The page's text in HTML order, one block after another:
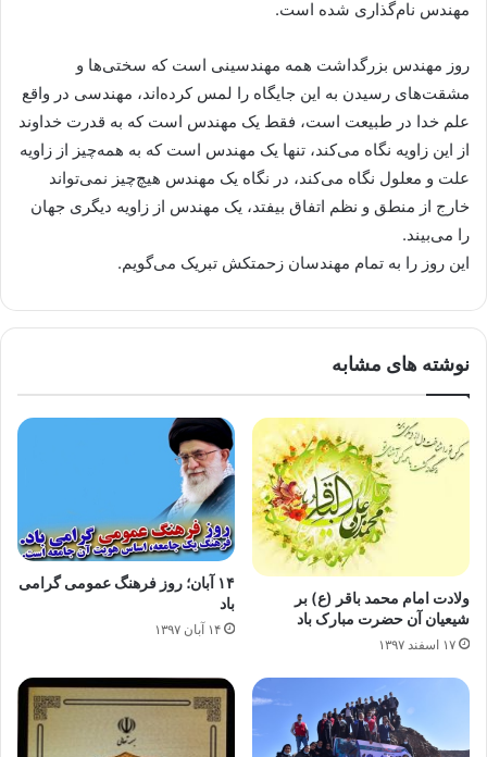
مهندس نام‌گذاری شده است.
روز مهندس بزرگداشت همه مهندسینی است که سختی‌ها و
مشقت‌های رسیدن به این جایگاه را لمس کرده‌اند، مهندسی در واقع
علم خدا در طبیعت است، فقط یک مهندس است که به قدرت خداوند
از این زاویه نگاه می‌کند، تنها یک مهندس است که به همه‌چیز از زاویه
علت و معلول نگاه می‌کند، در نگاه یک مهندس هیچ‌چیز نمی‌تواند
خارج از منطق و نظم اتفاق بیفتد، یک مهندس از زاویه دیگری جهان
را می‌بیند.
این روز را به تمام مهندسان زحمتکش تبریک می‌گویم.
نوشته های مشابه
ولادت امام محمد باقر (ع) بر
شیعیان آن حضرت مبارک باد
۱۷ اسفند ۱۳۹۷
۱۴ آبان؛ روز فرهنگ عمومی گرامی
باد
۱۴ آبان ۱۳۹۷